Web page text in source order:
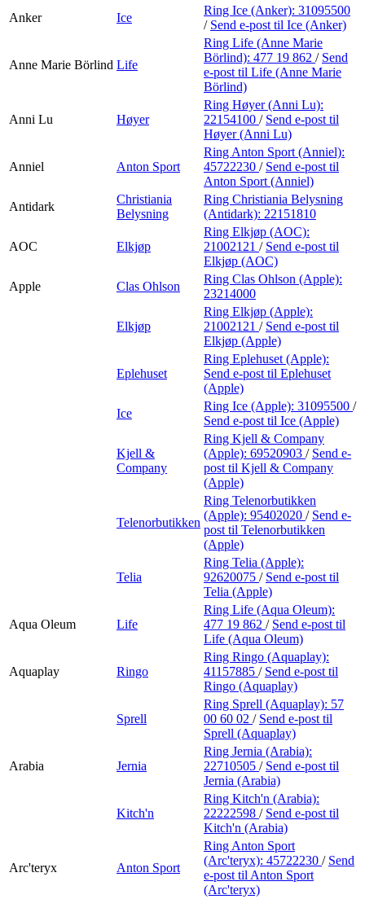
Anker
Ice
Ring Ice (Anker): 31095500
/ Send e-post til Ice (Anker)
Anne Marie Börlind Life
Ring Life (Anne Marie
Börlind): 477 19 862 / Send
e-post til Life (Anne Marie
Börlind)
Anni Lu Høyer
Ring Høyer (Anni Lu):
22154100 / Send e-post til
Høyer (Anni Lu)
Anniel Anton Sport
Ring Anton Sport (Anniel):
45722230 / Send e-post til
Anton Sport (Anniel)
Antidark
Christiania
Belysning
Ring Christiania Belysning
(Antidark): 22151810
AOC Elkjøp
Ring Elkjøp (AOC):
21002121 / Send e-post til
Elkjøp (AOC)
Apple
Clas Ohlson
Ring Clas Ohlson (Apple):
23214000
Elkjøp
Ring Elkjøp (Apple):
21002121 / Send e-post til
Elkjøp (Apple)
Eplehuset
Ring Eplehuset (Apple):
Send e-post til Eplehuset
(Apple)
Ice
Ring Ice (Apple): 31095500 /
Send e-post til Ice (Apple)
Kjell &
Company
Ring Kjell & Company
(Apple): 69520903 / Send e-
post til Kjell & Company
(Apple)
Telenorbutikken
Ring Telenorbutikken
(Apple): 95402020 / Send e-
post til Telenorbutikken
(Apple)
Telia
Ring Telia (Apple):
92620075 / Send e-post til
Telia (Apple)
Aqua Oleum Life
Ring Life (Aqua Oleum):
477 19 862 / Send e-post til
Life (Aqua Oleum)
Aquaplay Ringo
Ring Ringo (Aquaplay):
41157885 / Send e-post til
Ringo (Aquaplay)
Sprell
Ring Sprell (Aquaplay): 57
00 60 02 / Send e-post til
Sprell (Aquaplay)
Arabia Jernia
Ring Jernia (Arabia):
22710505 / Send e-post til
Jernia (Arabia)
Kitch'n
Ring Kitch'n (Arabia):
22222598 / Send e-post til
Kitch'n (Arabia)
Arc'teryx Anton Sport
Ring Anton Sport
(Arc'teryx): 45722230 / Send
e-post til Anton Sport
(Arc'teryx)